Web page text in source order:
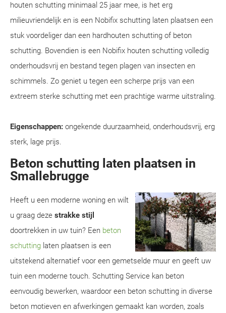
houten schutting minimaal 25 jaar mee, is het erg
milieuvriendelijk en is een Nobifix schutting laten plaatsen een
stuk voordeliger dan een hardhouten schutting of beton
schutting. Bovendien is een Nobifix houten schutting volledig
onderhoudsvrij en bestand tegen plagen van insecten en
schimmels. Zo geniet u tegen een scherpe prijs van een
extreem sterke schutting met een prachtige warme uitstraling.
Eigenschappen: ongekende duurzaamheid, onderhoudsvrij, erg
sterk, lage prijs.
Beton schutting laten plaatsen in
Smallebrugge
Heeft u een moderne woning en wilt
u graag deze strakke stijl
doortrekken in uw tuin? Een beton
schutting laten plaatsen is een
uitstekend alternatief voor een gemetselde muur en geeft uw
tuin een moderne touch. Schutting Service kan beton
eenvoudig bewerken, waardoor een beton schutting in diverse
beton motieven en afwerkingen gemaakt kan worden, zoals